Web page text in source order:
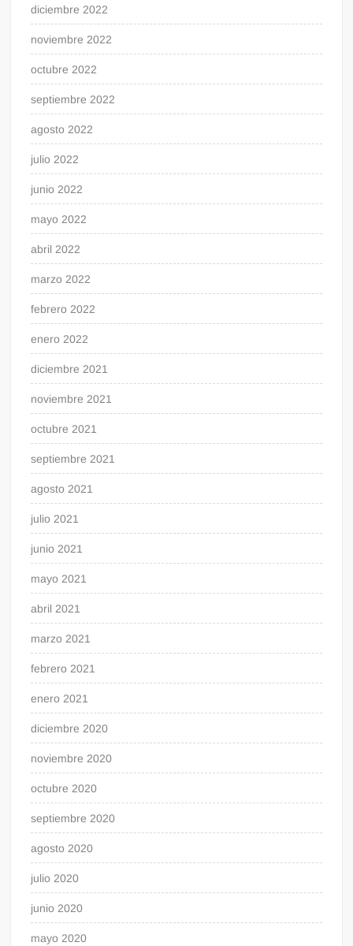
diciembre 2022
noviembre 2022
octubre 2022
septiembre 2022
agosto 2022
julio 2022
junio 2022
mayo 2022
abril 2022
marzo 2022
febrero 2022
enero 2022
diciembre 2021
noviembre 2021
octubre 2021
septiembre 2021
agosto 2021
julio 2021
junio 2021
mayo 2021
abril 2021
marzo 2021
febrero 2021
enero 2021
diciembre 2020
noviembre 2020
octubre 2020
septiembre 2020
agosto 2020
julio 2020
junio 2020
mayo 2020